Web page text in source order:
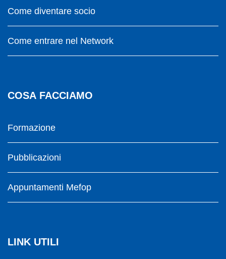
Come diventare socio
Come entrare nel Network
COSA FACCIAMO
Formazione
Pubblicazioni
Appuntamenti Mefop
LINK UTILI